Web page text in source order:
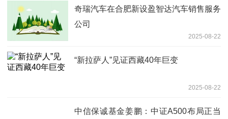
奇瑞汽车在合肥新设盈智达汽车销售服务
公司
2025-08-22
“新拉萨人”见证西藏40年巨变
2025-08-22
中信保诚基金姜鹏：中证A500布局正当